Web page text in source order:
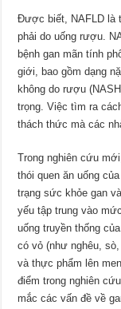
Được biết, NAFLD là
phải do uống rượu.
bệnh gan mãn tính
giới, bao gồm dạng
không do rượu
trọng. Việc tìm ra
thách thức mà các
Trong nghiên cứu
thói quen ăn uống
trạng sức khỏe gan
yếu tập trung vào
uống truyền thống
có vỏ (như nghêu,
và thực phẩm lên
điểm trong nghiên
mắc các vấn đề về